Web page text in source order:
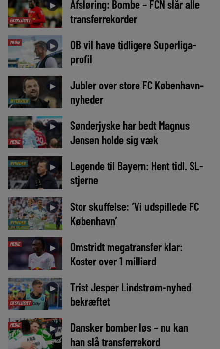
EKSKLUSIVT
►
Afsløring: Bombe – FCN slår alle
transferrekorder
MEDIE ►
OB vil have tidligere Superliga-
profil
INTERVIEW
►
Jubler over store FC København-
nyheder
MEDIE
►
Sønderjyske har bedt Magnus
Jensen holde sig væk
NYHEDER ►
Legende til Bayern: Hent tidl. SL-
stjerne
NYHEDER
►
Stor skuffelse: ‘Vi udspillede FC
København’
MEDIE ►
Omstridt megatransfer klar:
Koster over 1 milliard
EKSKLUSIVT
►
Trist Jesper Lindstrøm-nyhed
bekræftet
MEDIE ►
Dansker bomber løs – nu kan
han slå transferrekord